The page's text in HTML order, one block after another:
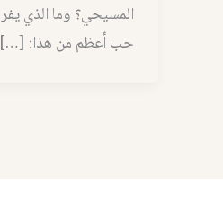
حب أعظم من هذا: […]